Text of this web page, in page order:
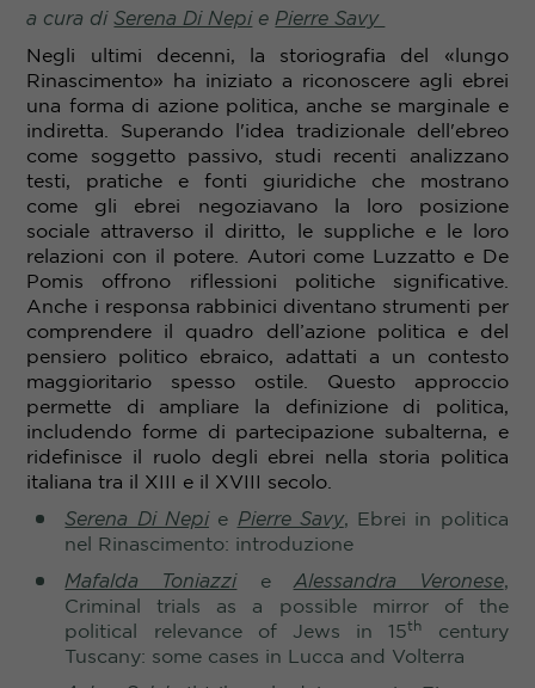
a cura di Serena Di Nepie Pierre Savy
Negli ultimi decenni, la storiografia del «lungo
Rinascimento» ha iniziato a riconoscere agli ebrei
una forma di azione politica, anche se marginale e
indiretta. Superando l'idea tradizionale dell'ebreo
come soggetto passivo, studi recenti analizzano
testi, pratiche e fonti giuridiche che mostrano
come gli ebrei negoziavano la loro posizione
sociale attraverso il diritto, le suppliche e le loro
relazioni con il potere. Autori come Luzzatto e De
Pomis offrono riflessioni politiche significative.
Anche i responsa rabbinici diventano strumenti per
comprendere il quadro dell’azione politica e del
pensiero politico ebraico, adattati a un contesto
maggioritario spesso ostile
Questo approccio
permette di ampliare la definizione di politica,
includendo forme di partecipazione subalterna, e
ridefinisce il ruolo degli ebrei nella storia politica
italiana tra il XIII e il XVIII secolo.
Serena Di Nepie Pierre Savy, Ebrei in politica
nel Rinascimento: introduzione
Mafalda Toniazzie Alessandra Veronese,
Criminal trials as a possible mirror of the
political relevance of Jews in 15th
century
Tuscany: some cases in Lucca and Volterra